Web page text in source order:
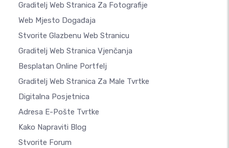
Graditelj Web Stranica Za Fotografije
Web Mjesto Događaja
Stvorite Glazbenu Web Stranicu
Graditelj Web Stranica Vjenčanja
Besplatan Online Portfelj
Graditelj Web Stranica Za Male Tvrtke
Digitalna Posjetnica
Adresa E-Pošte Tvrtke
Kako Napraviti Blog
Stvorite Forum